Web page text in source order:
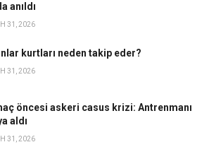
anıldı
31, 2026
kurtları neden takip eder?
31, 2026
öncesi askeri casus krizi: Antrenmanı
aldı
31, 2026